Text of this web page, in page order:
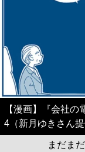
【漫画】『会社の
4（新月ゆきさん提
まだま